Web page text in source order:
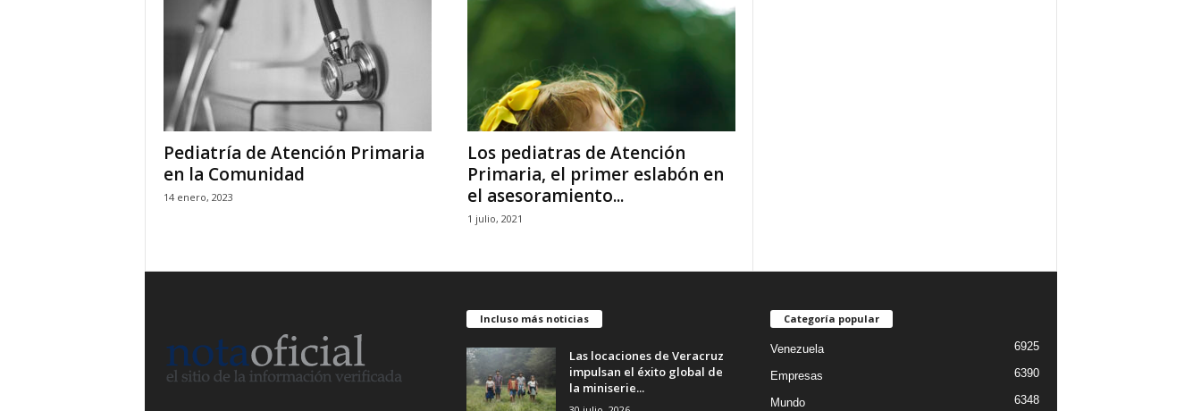
Pediatría de Atención Primaria
en la Comunidad
14 enero, 2023
Los pediatras de Atención
Primaria, el primer eslabón en
el asesoramiento...
1 julio, 2021
Incluso más noticias
Las locaciones de Veracruz
impulsan el éxito global de
la miniserie...
Categoría popular
Venezuela 6925
Empresas 6390
Mundo 6348